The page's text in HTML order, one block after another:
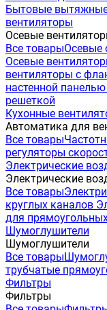
Бытовые
вентиляторы
Осевые
Все товарыОсевые
Осевые
вентиляторы с
настенной панелью
решеткой
Кухонные
Автоматика для
Все товары
регуляторы
Электрические
Электрические
Все товары
круглых каналов
для
Шумоглушители
Шумоглушители
Все товары
трубчатые
Фильтры
Фильтры